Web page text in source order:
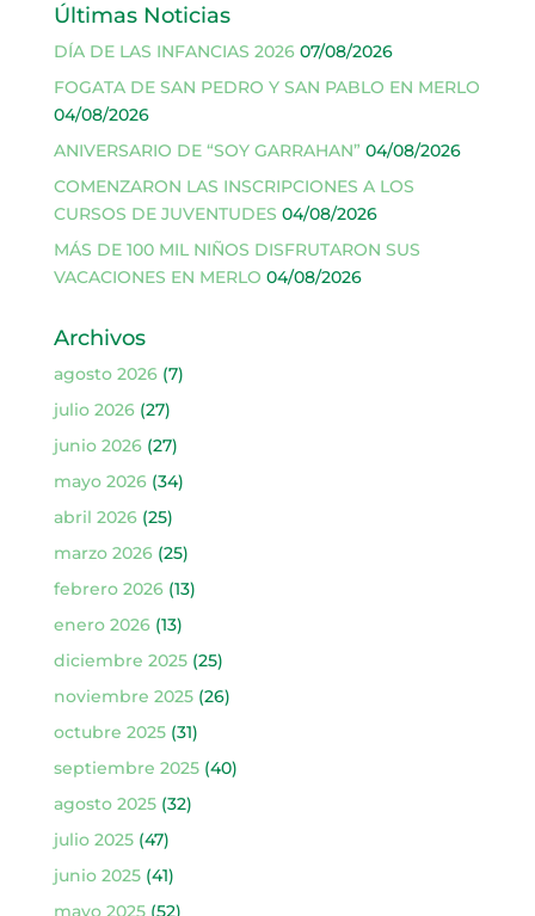
Últimas Noticias
DÍA DE LAS INFANCIAS 2026 07/08/2026
FOGATA DE SAN PEDRO Y SAN PABLO EN MERLO
04/08/2026
ANIVERSARIO DE “SOY GARRAHAN” 04/08/2026
COMENZARON LAS INSCRIPCIONES A LOS
CURSOS DE JUVENTUDES 04/08/2026
MÁS DE 100 MIL NIÑOS DISFRUTARON SUS
VACACIONES EN MERLO 04/08/2026
Archivos
agosto 2026(7)
julio 2026(27)
junio 2026(27)
mayo 2026(34)
abril 2026(25)
marzo 2026(25)
febrero 2026(13)
enero 2026(13)
diciembre 2025(25)
noviembre 2025(26)
octubre 2025(31)
septiembre 2025(40)
agosto 2025(32)
julio 2025(47)
junio 2025(41)
mayo 2025(52)